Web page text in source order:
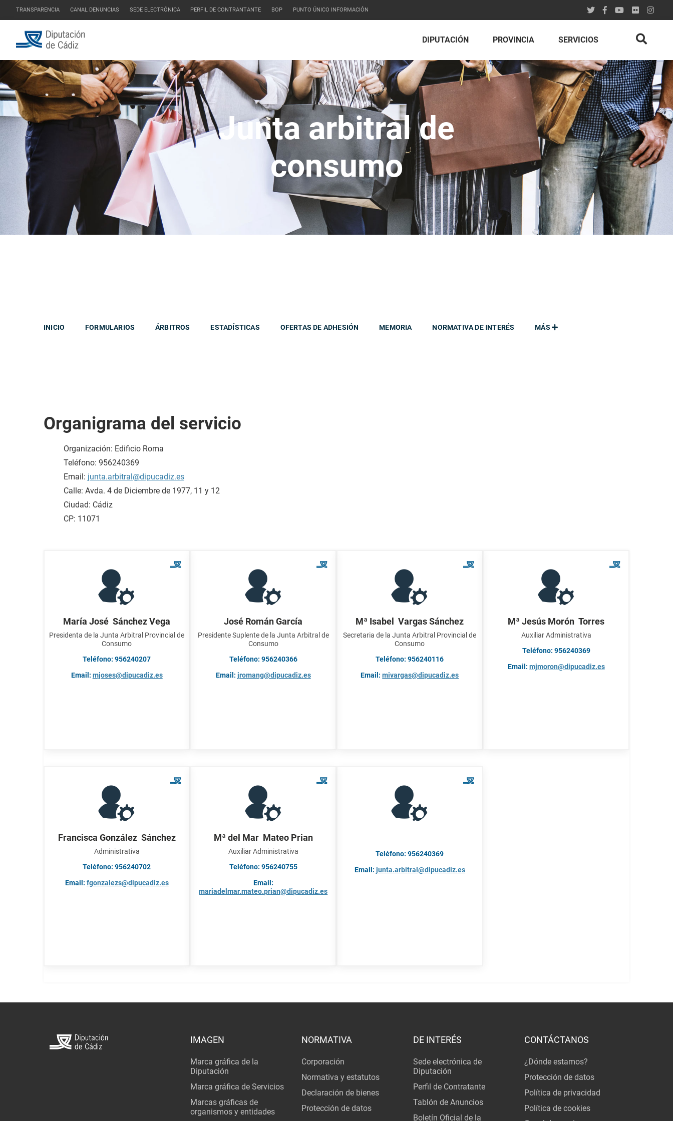
TRANSPARENCIA CANAL DENUNCIAS SEDE ELECTRÓNICA PERFIL DE CONTRANTANTE BOP PUNTO ÚNICO INFORMACIÓN
DIPUTACIÓN PROVINCIA SERVICIOS
Junta arbitral de
consumo
MÁS
INICIO FORMULARIOS ÁRBITROS ESTADÍSTICAS OFERTAS DE ADHESIÓN MEMORIA NORMATIVA DE INTERÉS
Organigrama del servicio
Organización: Edificio Roma
Teléfono: 956240369
Email: junta.arbitral@dipucadiz.es
Calle: Avda. 4 de Diciembre de 1977, 11 y 12
Ciudad: Cádiz
CP: 11071
María José Sánchez Vega
Presidenta de la Junta Arbitral Provincial de
Consumo
Teléfono: 956240207
Email: mjoses@dipucadiz.es
José Román García
Presidente Suplente de la Junta Arbitral de
Consumo
Teléfono: 956240366
Email: jromang@dipucadiz.es
Mª Isabel Vargas Sánchez
Secretaria de la Junta Arbitral Provincial de
Consumo
Teléfono: 956240116
Email:mivargas@dipucadiz.es
Mª Jesús Morón Torres
Auxiliar Administrativa
Teléfono: 956240369
Email: mjmoron@dipucadiz.es
Francisca González Sánchez
Administrativa
Teléfono: 956240702
Email: fgonzalezs@dipucadiz.es
Mª del Mar Mateo Prian
Auxiliar Administrativa
Teléfono: 956240755
Email:
mariadelmar.mateo.prian@dipucadiz.es
Teléfono: 956240369
Email: junta.arbitral@dipucadiz.es
IMAGEN
Marca gráfica de la
Diputación
Marca gráfica de Servicios
Marcas gráficas de
organismos y entidades
NORMATIVA
Corporación
Normativa y estatutos
Declaración de bienes
Protección de datos
DE INTERÉS
Sede electrónica de
Diputación
Perfil de Contratante
Tablón de Anuncios
Boletín Oficial de la
CONTÁCTANOS
¿Dónde estamos?
Protección de datos
Política de privacidad
Política de cookies